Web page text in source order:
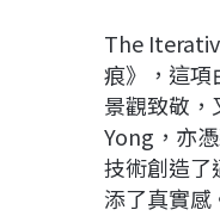
The
痕》，這項
景觀致敬，
Yong，亦
技術創造了
添了真實感